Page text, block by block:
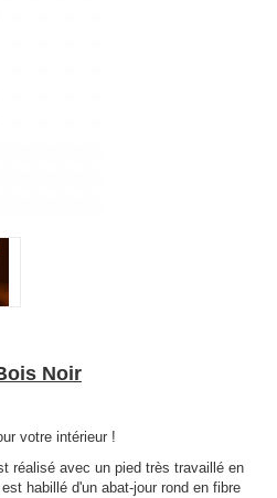
Noir
votre intérieur !
réalisé avec un pied très travaillé en
habillé d'un abat-jour rond en fibre